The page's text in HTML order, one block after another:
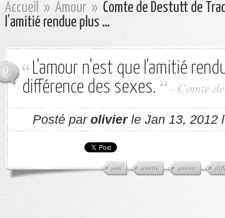
Accueil » Amour » Comte de Destutt de
l’amitié rendue plus …
0
L'amour n'est que l'amitié
différence des sexes.
- Comte
Posté par olivierle Jan 13, 2012
ami amitié amour